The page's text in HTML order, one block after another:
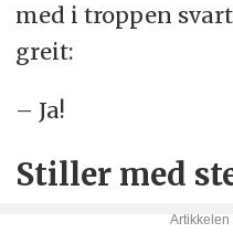
med i troppen
greit:
– Ja!
Stiller med